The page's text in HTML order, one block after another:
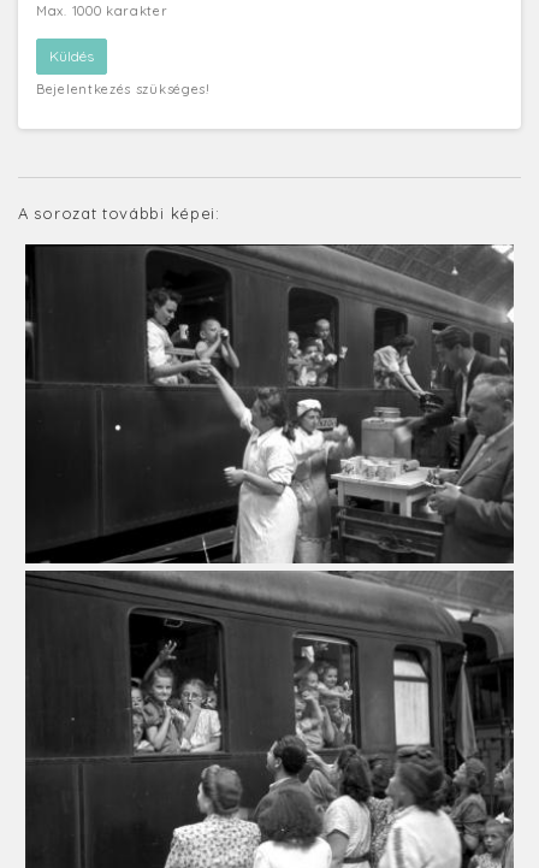
Max. 1000 karakter
Bejelentkezés szükséges!
A sorozat további képei: